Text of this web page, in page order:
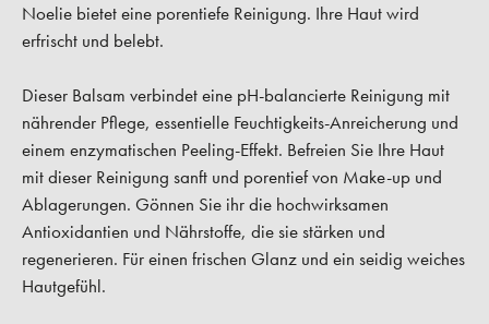
Noelie bietet eine porentiefe Reinigung. Ihre Haut wird
erfrischt und belebt.
Dieser Balsam verbindet eine pH-balancierte Reinigung mit
nährender Pflege, essentielle Feuchtigkeits-Anreicherung und
einem enzymatischen Peeling-Effekt. Befreien Sie Ihre Haut
mit dieser Reinigung sanft und porentief von Make-up und
Ablagerungen. Gönnen Sie ihr die hochwirksamen
Antioxidantien und Nährstoffe, die sie stärken und
regenerieren. Für einen frischen Glanz und ein seidig weiches
Hautgefühl.